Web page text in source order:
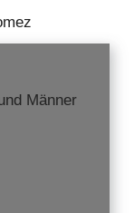
Männer